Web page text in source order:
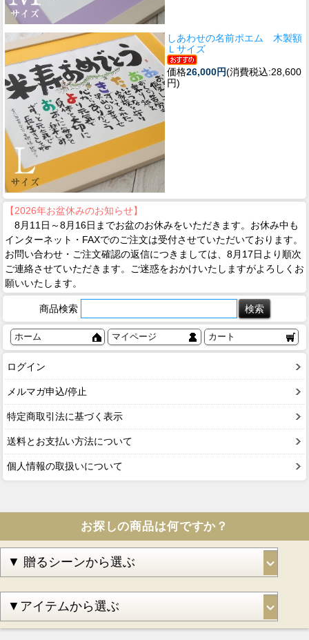
しあわせの名前ポエム 木製額
Ｌサイズ
価格26,000円(消費税込:28,600
円)
【2026年お盆休みのお知らせ】
8月11日～8月16日までお盆のお休みをいただきます。お休み中も
インターネット・FAXでのご注文は受付させていただいております。
お問い合わせ・ご注文確認の返信につきましては、8月17日より順次
ご連絡させていただきます。ご迷惑をおかけいたしますがよろしくお
願いいたします。
商品検索
ホーム マイページ カート
ログイン
メルマガ申込/停止
特定商取引法に基づく表示
送料とお支払い方法について
個人情報の取扱いについて
お探しの商品は何ですか？